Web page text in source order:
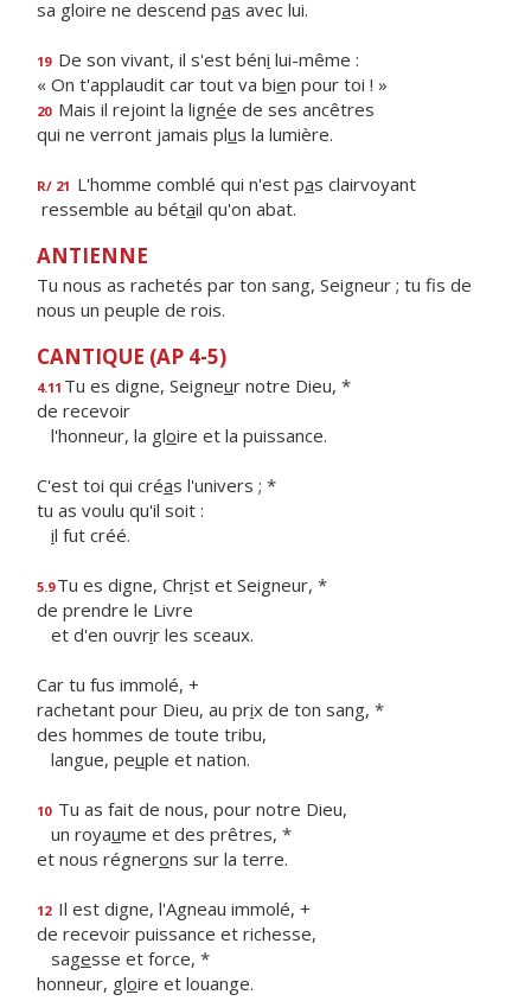
sa gloire ne descend pas avec lui.
19 De son vivant, il s'est béni lui-même :
« On t'applaudit car tout va bien pour toi ! »
20 Mais il rejoint la lignée de ses ancêtres
qui ne verront jamais plus la lumière.
R/ 21 L'homme comblé qui n'est pas clairvoyant
ressemble au bétail qu'on abat.
ANTIENNE
Tu nous as rachetés par ton sang, Seigneur ; tu fis de
nous un peuple de rois.
CANTIQUE (AP 4-5)
4.11 Tu es digne, Seigneur notre Dieu, *
de recevoir
l'honneur, la gloire et la puissance.
C'est toi qui créas l'univers ; *
tu as voulu qu'il soit :
il fut créé.
5.9 Tu es digne, Christ et Seigneur, *
de prendre le Livre
et d'en ouvrir les sceaux.
Car tu fus immolé, +
rachetant pour Dieu, au prix de ton sang, *
des hommes de toute tribu,
langue, peuple et nation.
10 Tu as fait de nous, pour notre Dieu,
un royaume et des prêtres, *
et nous régnerons sur la terre.
12 Il est digne, l'Agneau immolé, +
de recevoir puissance et richesse,
sagesse et force, *
honneur, gloire et louange.